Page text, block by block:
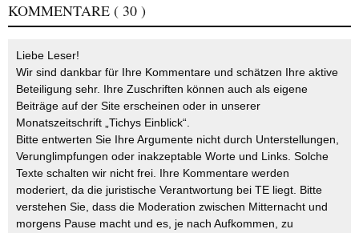
KOMMENTARE ( 30 )
Liebe Leser!
Wir sind dankbar für Ihre Kommentare und schätzen Ihre aktive
Beteiligung sehr. Ihre Zuschriften können auch als eigene
Beiträge auf der Site erscheinen oder in unserer
Monatszeitschrift „Tichys Einblick“.
Bitte entwerten Sie Ihre Argumente nicht durch Unterstellungen,
Verunglimpfungen oder inakzeptable Worte und Links. Solche
Texte schalten wir nicht frei. Ihre Kommentare werden
moderiert, da die juristische Verantwortung bei TE liegt. Bitte
verstehen Sie, dass die Moderation zwischen Mitternacht und
morgens Pause macht und es, je nach Aufkommen, zu